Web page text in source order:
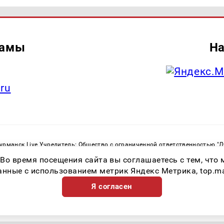
Live Учредитель: Общество с ограниченной ответственностью
служба по надзору в сфере связи, информационных технологий и
Регистрационный номер СМИ ЭЛ № ФС 77 - 82534 от 21.01.2022
время посещения сайта вы соглашаетесь с тем,
с использованием метрик Яндекс Метрика,
Я согласен